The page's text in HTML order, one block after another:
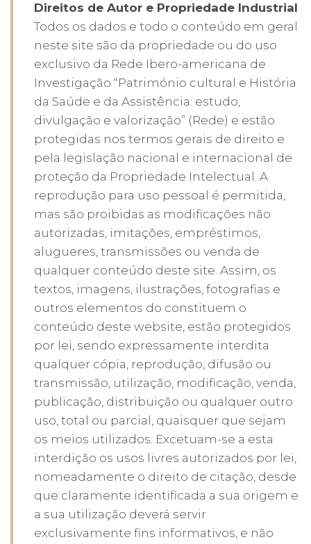
Direitos de Autor e Propriedade Industrial
Todos os dados e todo o conteúdo em geral
neste site são da propriedade ou do uso
exclusivo da Rede Ibero-americana de
Investigação “Património cultural e História
da Saúde e da Assistência: estudo,
divulgação e valorização” (Rede) e estão
protegidas nos termos gerais de direito e
pela legislação nacional e internacional de
proteção da Propriedade Intelectual. A
reprodução para uso pessoal é permitida,
mas são proibidas as modificações não
autorizadas, imitações, empréstimos,
alugueres, transmissões ou venda de
qualquer conteúdo deste site. Assim, os
textos, imagens, ilustrações, fotografias e
outros elementos do constituem o
conteúdo deste website, estão protegidos
por lei, sendo expressamente interdita
qualquer cópia, reprodução, difusão ou
transmissão, utilização, modificação, venda,
publicação, distribuição ou qualquer outro
uso, total ou parcial, quaisquer que sejam
os meios utilizados. Excetuam-se a esta
interdição os usos livres autorizados por lei,
nomeadamente o direito de citação, desde
que claramente identificada a sua origem e
a sua utilização deverá servir
exclusivamente fins informativos, e não